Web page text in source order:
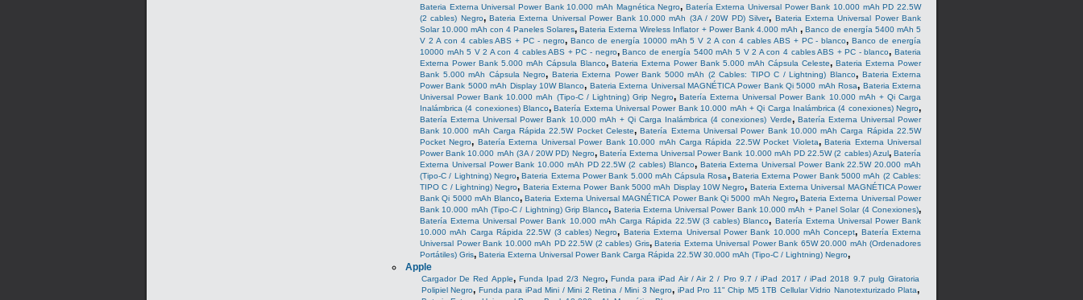
Bateria Externa Universal Power Bank 10.000 mAh Magnética Negro, Batería Externa Universal Power Bank 10.000 mAh PD 22.5W
(2 cables) Negro,Bateria Externa Universal Power Bank 10.000 mAh (3A / 20W PD) Silver, Bateria Externa Universal Power Bank
Solar 10.000 mAh con 4 Paneles Solares,Bateria Externa Wireless Inflator + Power Bank 4.000 mAh , Banco de energía 5400 mAh 5
V 2 A con 4 cables ABS + PC - negro, Banco de energía 10000 mAh 5 V 2 A con 4 cables ABS + PC - blanco,Banco de energía
10000 mAh 5 V 2 A con 4 cables ABS + PC - negro,Banco de energía 5400 mAh 5 V 2 A con 4 cables ABS + PC - blanco,Bateria
Externa Power Bank 5.000 mAh Cápsula Blanco, Bateria Externa Power Bank 5.000 mAh Cápsula Celeste, Bateria Externa Power
Bank 5.000 mAh Cápsula Negro, Bateria Externa Power Bank 5000 mAh (2 Cables: TIPO C / Lightning) Blanco, Bateria Externa
Power Bank 5000 mAh Display 10W Blanco, Bateria Externa Universal MAGNÉTICA Power Bank Qi 5000 mAh Rosa, Bateria Externa
Universal Power Bank 10.000 mAh (Tipo-C / Lightning) Grip Negro,Batería Externa Universal Power Bank 10.000 mAh + Qi Carga
Inalámbrica (4 conexiones) Blanco,Batería Externa Universal Power Bank 10.000 mAh + Qi Carga Inalámbrica (4 conexiones) Negro,
Batería Externa Universal Power Bank 10.000 mAh + Qi Carga Inalámbrica (4 conexiones) Verde, Batería Externa Universal Power
Bank 10.000 mAh Carga Rápida 22.5W Pocket Celeste,Batería Externa Universal Power Bank 10.000 mAh Carga Rápida 22.5W
Pocket Negro, Batería Externa Universal Power Bank 10.000 mAh Carga Rápida 22.5W Pocket Violeta,Bateria Externa Universal
Power Bank 10.000 mAh (3A / 20W PD) Negro, Batería Externa Universal Power Bank 10.000 mAh PD 22.5W (2 cables) Azul,Batería
Externa Universal Power Bank 10.000 mAh PD 22.5W (2 cables) Blanco, Bateria Externa Universal Power Bank 22.5W 20.000 mAh
(Tipo-C / Lightning) Negro,Bateria Externa Power Bank 5.000 mAh Cápsula Rosa, Bateria Externa Power Bank 5000 mAh (2 Cables:
TIPO C / Lightning) Negro, Bateria Externa Power Bank 5000 mAh Display 10W Negro, Bateria Externa Universal MAGNÉTICA Power
Bank Qi 5000 mAh Blanco,Bateria Externa Universal MAGNÉTICA Power Bank Qi 5000 mAh Negro,Bateria Externa Universal Power
Bank 10.000 mAh (Tipo-C / Lightning) Grip Blanco, Bateria Externa Universal Power Bank 10.000 mAh + Panel Solar (4 Conexiones),
Batería Externa Universal Power Bank 10.000 mAh Carga Rápida 22.5W (3 cables) Blanco, Batería Externa Universal Power Bank
10.000 mAh Carga Rápida 22.5W (3 cables) Negro, Bateria Externa Universal Power Bank 10.000 mAh Concept, Batería Externa
Universal Power Bank 10.000 mAh PD 22.5W (2 cables) Gris, Bateria Externa Universal Power Bank 65W 20.000 mAh (Ordenadores
Portátiles) Gris, Bateria Externa Universal Power Bank Carga Rápida 22.5W 30.000 mAh (Tipo-C / Lightning) Negro,
Apple
Cargador De Red Apple, Funda Ipad 2/3 Negro, Funda para iPad Air / Air 2 / Pro 9.7 / iPad 2017 / iPad 2018 9.7 pulg Giratoria
Polipiel Negro, Funda para iPad Mini / Mini 2 Retina / Mini 3 Negro, iPad Pro 11" Chip M5 1TB Cellular Vidrio Nanotexturizado Plata,